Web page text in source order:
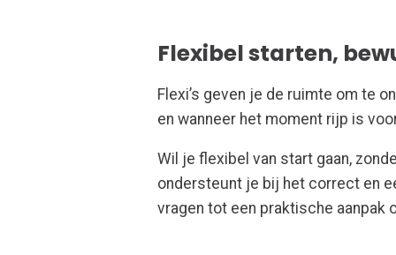
Flexibel starten,
Flexi’s geven je de ruimte om te
en wanneer het moment rijp is
Wil je flexibel van start gaan,
ondersteunt je bij het correct en
vragen tot een praktische aanpak